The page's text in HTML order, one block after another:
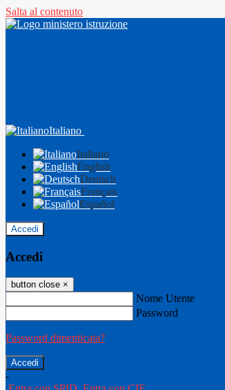
Salta al contenuto
Italiano
Italiano
English
Deutsch
Français
Español
Accedi
Accedi
button close ×
Nome Utente
Password
Password dimenticata?
-